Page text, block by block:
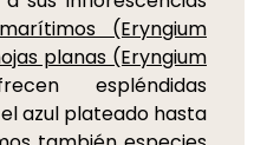
(Eryngium
planas (Eryngium
espléndidas
azul plateado hasta